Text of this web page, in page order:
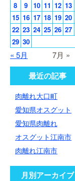
« 5月 7月 »
8
9 10 11 12 13
15 16 17 18 19 20
22 23 24 25 26 27
29 30
最近の記事
肉離れ大口町
愛知県オスグット
愛知県肉離れ
オスグット江南市
肉離れ江南市
月別アーカイブ